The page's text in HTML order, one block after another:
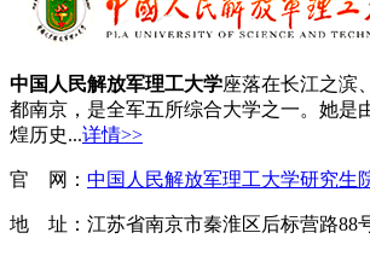
中国人民解放军理工大学座落在长江之滨
都南京，是全军五所综合大学之一。她是
煌历史...详情>>
官 网： 中国人民解放军理工大学研究生
地 址：江苏省南京市秦淮区后标营路88